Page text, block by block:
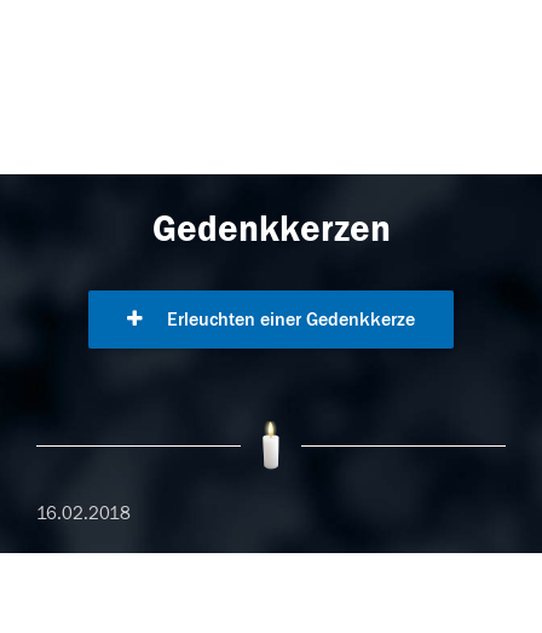
Gedenkkerzen
Erleuchten einer Gedenkkerze
16.02.2018